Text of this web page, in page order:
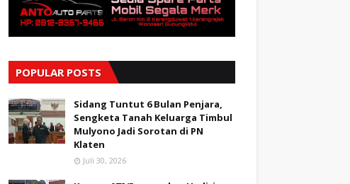
POPULAR POSTS
Sidang Tuntut 6 Bulan Penjara,
Sengketa Tanah Keluarga Timbul
Mulyono Jadi Sorotan di PN
Klaten
Juli 30, 2026